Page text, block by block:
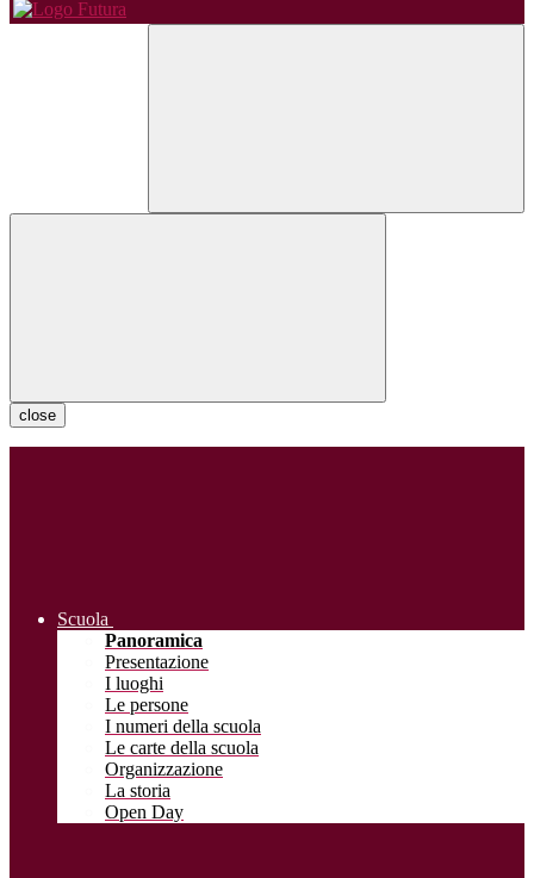
close
Scuola
Panoramica
Presentazione
I luoghi
Le persone
I numeri della scuola
Le carte della scuola
Organizzazione
La storia
Open Day